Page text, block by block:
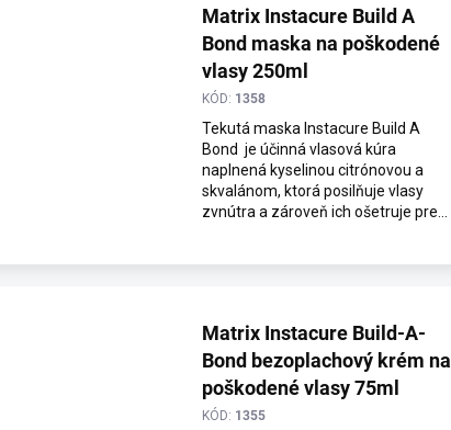
Matrix Instacure Build A
Bond maska na poškodené
vlasy 250ml
KÓD: 1358
Tekutá maska Instacure Build A
Bond je účinná vlasová kúra
naplnená kyselinou citrónovou a
skvalánom, ktorá posilňuje vlasy
zvnútra a zároveň ich ošetruje pre...
Matrix Instacure Build-A-
Bond bezoplachový krém na
poškodené vlasy 75ml
KÓD: 1355